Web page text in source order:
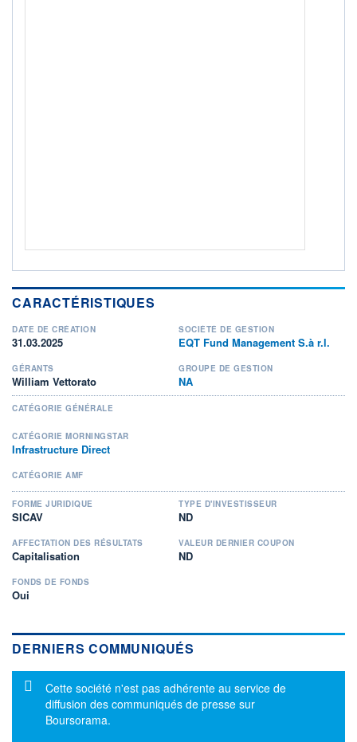
CARACTÉRISTIQUES
DATE DE CRÉATION
31.03.2025
SOCIÉTÉ DE GESTION
EQT Fund Management S.à r.l.
GÉRANTS
William Vettorato
GROUPE DE GESTION
NA
CATÉGORIE GÉNÉRALE
CATÉGORIE MORNINGSTAR
Infrastructure Direct
CATÉGORIE AMF
FORME JURIDIQUE
SICAV
TYPE D'INVESTISSEUR
ND
AFFECTATION DES RÉSULTATS
Capitalisation
VALEUR DERNIER COUPON
ND
FONDS DE FONDS
Oui
DERNIERS COMMUNIQUÉS
Message d'information
Cette société n'est pas adhérente au service de
diffusion des communiqués de presse sur
Boursorama.